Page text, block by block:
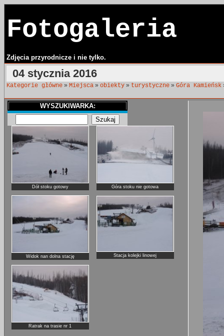
Fotogaleria
Zdjęcia przyrodnicze i nie tylko.
04 stycznia 2016
Kategorie główne » Miejsca » obiekty » turystyczne » Góra Kamieńsk
WYSZUKIWARKA:
Dół stoku gotowy Góra stoku nie gotowa
Widok nan dolna stację Stacja kolejki linowej
Ratrak na trasie nr 1